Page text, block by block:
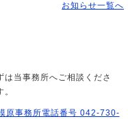
お知らせ一覧へ
当事務所へご相談くださ